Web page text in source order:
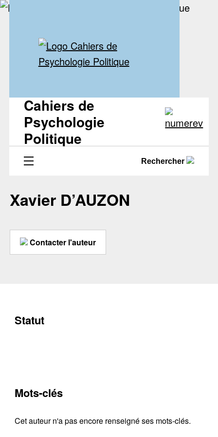
Cahiers de
Psychologie
Politique
Rechercher
Xavier D’AUZON
Contacter l'auteur
Statut
Mots-clés
Cet auteur n'a pas encore renseigné ses mots-clés.